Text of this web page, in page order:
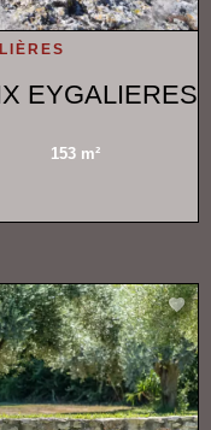
EYGALIERES
153 m²